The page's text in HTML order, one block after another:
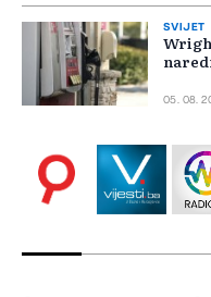
SVIJET
05. 08.